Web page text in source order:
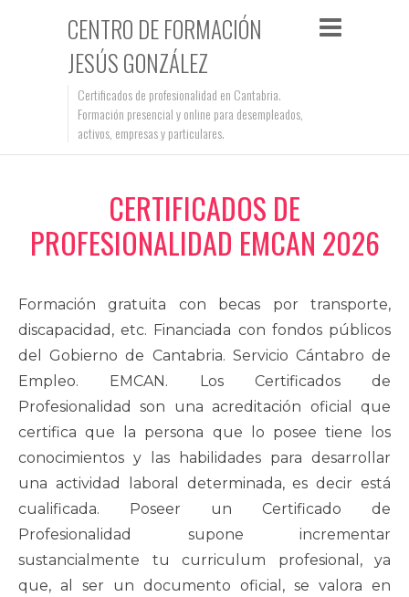
CENTRO DE FORMACIÓN
JESÚS GONZÁLEZ
Certificados de profesionalidad en Cantabria.
Formación presencial y online para desempleados,
activos, empresas y particulares.
CERTIFICADOS DE
PROFESIONALIDAD EMCAN 2026
Formación gratuita con becas por transporte,
discapacidad, etc. Financiada con fondos públicos
del Gobierno de Cantabria. Servicio Cántabro de
Empleo. EMCAN. Los Certificados de
Profesionalidad son una acreditación oficial que
certifica que la persona que lo posee tiene los
conocimientos y las habilidades para desarrollar
una actividad laboral determinada, es decir está
cualificada. Poseer un Certificado de
Profesionalidad supone incrementar
sustancialmente tu curriculum profesional, ya
que, al ser un documento oficial, se valora en